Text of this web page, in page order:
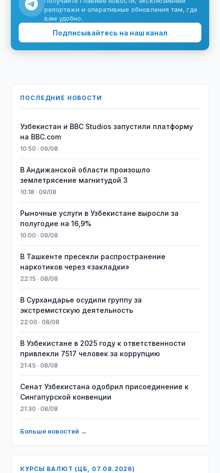
репортажи и оперативные обновления там, где
вам удобно.
Подписывайтесь на наш канал
ПОСЛЕДНИЕ НОВОСТИ
Узбекистан и BBC Studios запустили платформу
на BBC.com
10:50 · 09/08
В Андижанской области произошло
землетрясение магнитудой 3
10:18 · 09/08
Рыночные услуги в Узбекистане выросли за
полугодие на 16,9%
10:00 · 09/08
В Ташкенте пресекли распространение
наркотиков через «закладки»
22:15 · 08/08
В Сурхандарье осудили группу за
экстремистскую деятельность
22:00 · 08/08
В Узбекистане в 2025 году к ответственности
привлекли 7517 человек за коррупцию
21:45 · 08/08
Сенат Узбекистана одобрил присоединение к
Сингапурской конвенции
21:30 · 08/08
Больше новостей →
КУРСЫ ВАЛЮТ (ЦБ, 07.08.2026)